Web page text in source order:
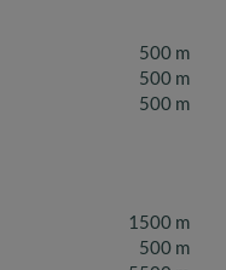
500 m
500 m
500 m
1500 m
500 m